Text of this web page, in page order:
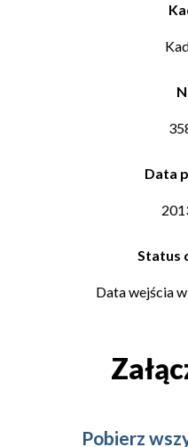
Data
Status
Data wejścia
Pobierz